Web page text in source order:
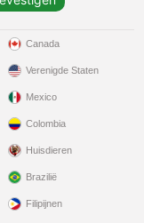
Canada
Verenigde Staten
Mexico
Colombia
Huisdieren
Brazilië
Filipijnen